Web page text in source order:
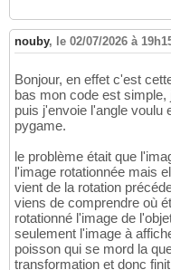
nouby, le 02/07/2026 à
Bonjour, en effet c'est
bas mon code est simple,
puis j'envoie l'angle voulu
pygame.
le problème était que
l'image rotationnée mais
vient de la rotation
viens de comprendre où
rotationné l'image de
seulement l'image à
poisson qui se mord la
transformation et donc